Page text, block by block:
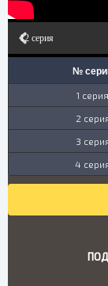
12 серия
№
1 серия
2
3
4